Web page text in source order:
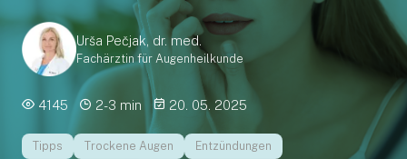
Urša Pečjak, dr. med.
Fachärztin für Augenheilkunde
4145 2-3 min 20. 05. 2025
Tipps Trockene Augen Entzündungen